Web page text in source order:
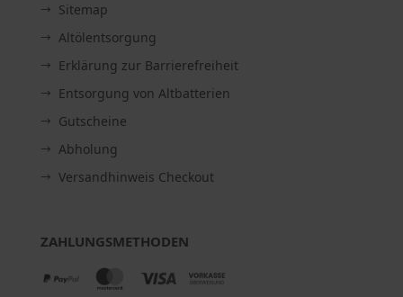
Sitemap
Altölentsorgung
Erklärung zur Barrierefreiheit
Entsorgung von Altbatterien
Gutscheine
Abholung
Versandhinweis Checkout
ZAHLUNGSMETHODEN